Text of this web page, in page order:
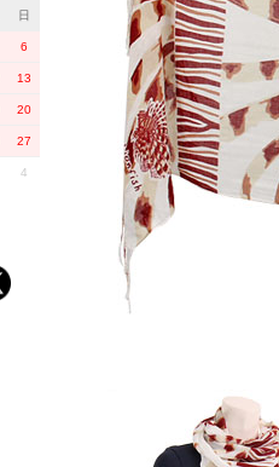
日
6
13
20
27
4